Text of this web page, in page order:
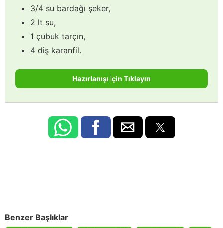
3/4 su bardağı şeker,
2 lt su,
1 çubuk tarçın,
4 diş karanfil.
Hazırlanışı İçin Tıklayın
Benzer Başlıklar